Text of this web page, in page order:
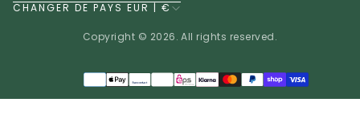
CHANGER DE PAYS EUR | €
Copyright © 2026. All rights reserved.
Méthodes
de